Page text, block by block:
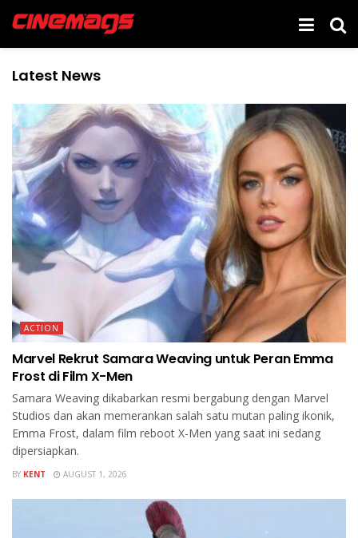
Latest News
ACTION
Marvel Rekrut Samara Weaving untuk Peran Emma
Frost di Film X-Men
Samara Weaving dikabarkan resmi bergabung dengan Marvel
Studios dan akan memerankan salah satu mutan paling ikonik,
Emma Frost, dalam film reboot X-Men yang saat ini sedang
dipersiapkan.
BY KENT AUGUST 1, 2026